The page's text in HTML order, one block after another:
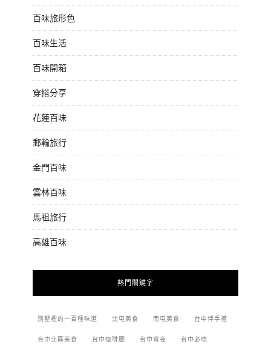
百味旅形色
百味生活
百味開箱
穿搭分享
花蓮百味
郵輪旅行
金門百味
雲林百味
馬祖旅行
高雄百味
熱門關鍵字
別墅裡的一百種味道 北屯美食 南屯美食 台中伴手禮
台中北區美食 台中咖啡廳 台中宵夜 台中必吃